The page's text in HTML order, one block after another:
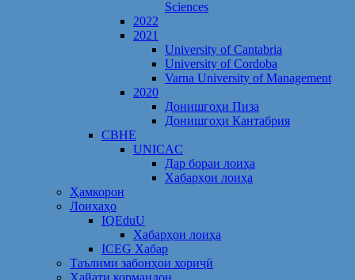
Sciences
2022
2021
University of Cantabria
University of Cordoba
Varna University of Management
2020
Донишгоҳи Пиза
Донишгоҳи Кантабрия
CBHE
UNICAC
Дар бораи лоиҳа
Хабарҳои лоиҳа
Ҳамкорон
Лоихаҳо
IQEduU
Хабарҳои лоиҳа
ICEG Хабар
Таълими забонҳои хориҷӣ
Ҳайати кормандон